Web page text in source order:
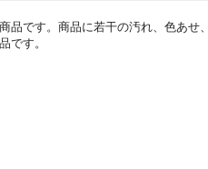
品です。商品に若干の汚れ、色あせ
です。